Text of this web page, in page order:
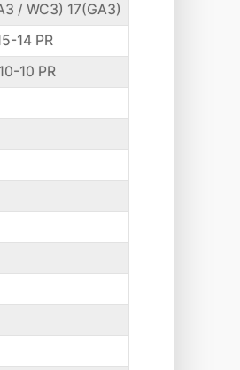
/ WC3) 17(GA3)
14 PR
10 PR